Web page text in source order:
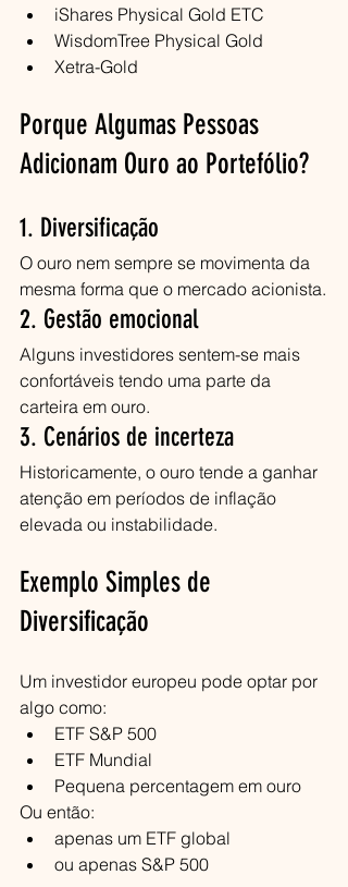
iShares Physical Gold ETC
WisdomTree Physical Gold
Xetra-Gold
Porque Algumas Pessoas
Adicionam Ouro ao Portefólio?
1. Diversificação
O ouro nem sempre se movimenta da
mesma forma que o mercado acionista.
2. Gestão emocional
Alguns investidores sentem-se mais
confortáveis tendo uma parte da
carteira em ouro.
3. Cenários de incerteza
Historicamente, o ouro tende a ganhar
atenção em períodos de inflação
elevada ou instabilidade.
Exemplo Simples de
Diversificação
Um investidor europeu pode optar por
algo como:
ETF S&P 500
ETF Mundial
Pequena percentagem em ouro
Ou então:
apenas um ETF global
ou apenas S&P 500